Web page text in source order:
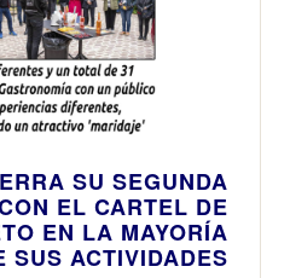
SU SEGUNDA
EL CARTEL DE
EN LA MAYORÍA
SUS ACTIVIDADES